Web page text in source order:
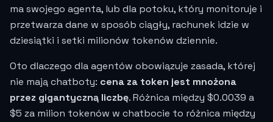
ma swojego agenta, lub dla potoku, który monitoruje i
przetwarza dane w sposób ciągły, rachunek idzie w
dziesiątki i setki milionów tokenów dziennie.
Oto dlaczego dla agentów obowiązuje zasada, której
nie mają chatboty: cena za token jest mnożona
przez gigantyczną liczbę. Różnica między $0.0039 a
$5 za milion tokenów w chatbocie to różnica między